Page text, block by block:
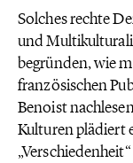
Solches rechte
und
begründen, wie
französischen
Benoist
Kulturen plädiert